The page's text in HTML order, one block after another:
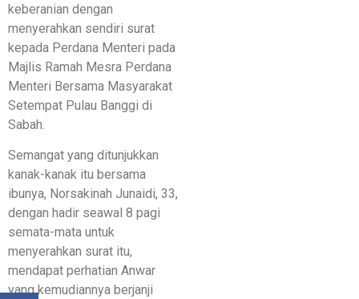
keberanian dengan
menyerahkan sendiri surat
kepada Perdana Menteri pada
Majlis Ramah Mesra Perdana
Menteri Bersama Masyarakat
Setempat Pulau Banggi di
Sabah.
Semangat yang ditunjukkan
kanak-kanak itu bersama
ibunya, Norsakinah Junaidi, 33,
dengan hadir seawal 8 pagi
semata-mata untuk
menyerahkan surat itu,
mendapat perhatian Anwar
yang kemudiannya berjanji